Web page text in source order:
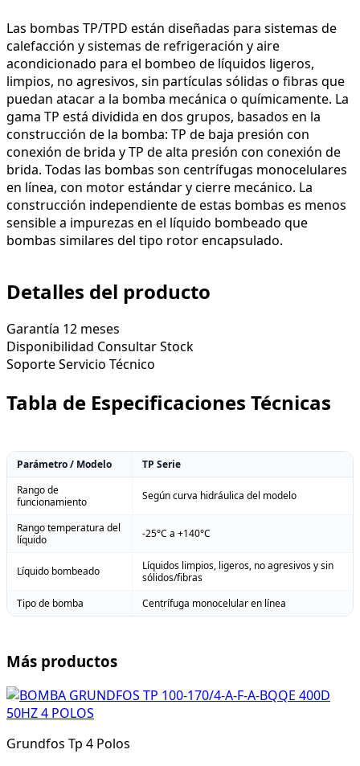
Las bombas TP/TPD están diseñadas para sistemas de
calefacción y sistemas de refrigeración y aire
acondicionado para el bombeo de líquidos ligeros,
limpios, no agresivos, sin partículas sólidas o fibras que
puedan atacar a la bomba mecánica o químicamente. La
gama TP está dividida en dos grupos, basados en la
construcción de la bomba: TP de baja presión con
conexión de brida y TP de alta presión con conexión de
brida. Todas las bombas son centrífugas monocelulares
en línea, con motor estándar y cierre mecánico. La
construcción independiente de estas bombas es menos
sensible a impurezas en el líquido bombeado que
bombas similares del tipo rotor encapsulado.
Detalles del producto
Garantía 12 meses
Disponibilidad Consultar Stock
SoporteServicio Técnico
Tabla de Especificaciones Técnicas
Parámetro / Modelo
TP Serie
Rango de
funcionamiento
Según curva hidráulica del modelo
Rango temperatura del
líquido
-25°C a +140°C
Líquido bombeado
Líquidos limpios, ligeros, no agresivos y sin
sólidos/fibras
Tipo de bomba
Centrífuga monocelular en línea
Más productos
Grundfos Tp 4 Polos